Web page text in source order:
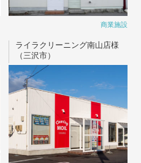
商業施設
ライラクリーニング南山店様
（三沢市）